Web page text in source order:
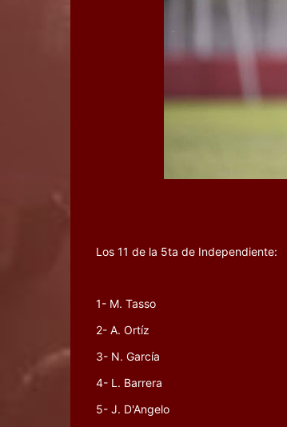
Los 11 de la 5ta de Independiente:
1- M. Tasso
2- A. Ortíz
3- N. García
4- L. Barrera
5- J. D'Angelo